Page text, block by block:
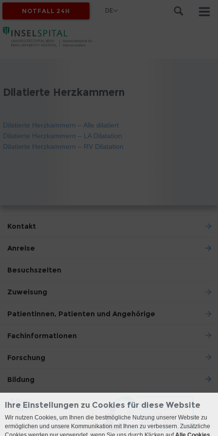
NOTFALL 24H DE
Dilatierte Herzkammern
Dilatierte Herzkammern – Alle dilatiert
Dilatierte Herzkammern – LA Dilatation
Dilatierte Herzkammern – RV Dilatation
Kontakt
Anreise
Besuchszeiten
Zuweisung
Patientinnen, Patienten und Angehörige
Fachinformationen
Forschung
Bildung
Ihre Einstellungen zu Cookies für diese Website
Wir nutzen Cookies, um Ihnen die bestmögliche Nutzung unserer Website zu
ermöglichen und unsere Kommunikation mit Ihnen zu verbessern. Zusätzliche